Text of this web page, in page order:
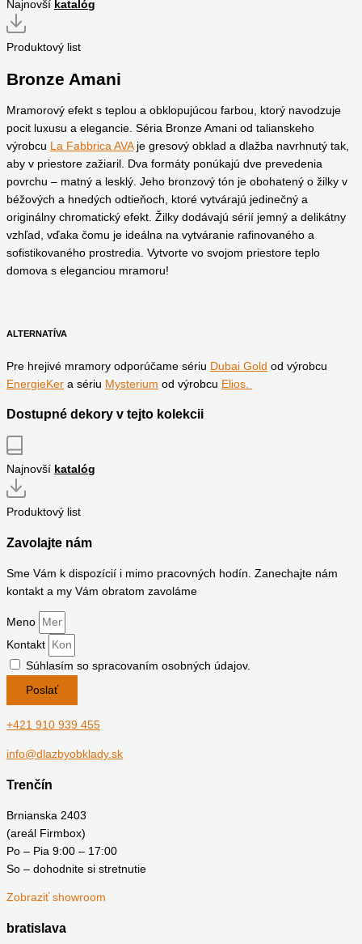
Najnovší katalóg
Produktový list
Bronze Amani
Mramorový efekt s teplou a obklopujúcou farbou, ktorý navodzuje
pocit luxusu a elegancie. Séria Bronze Amani od talianskeho
výrobcu La Fabbrica AVAje gresový obklad a dlažba navrhnutý tak,
aby v priestore zažiaril. Dva formáty ponúkajú dve prevedenia
povrchu – matný a lesklý. Jeho bronzový tón je obohatený o žilky v
béžových a hnedých odtieňoch, ktoré vytvárajú jedinečný a
originálny chromatický efekt. Žilky dodávajú sérií jemný a delikátny
vzhľad, vďaka čomu je ideálna na vytváranie rafinovaného a
sofistikovaného prostredia. Vytvorte vo svojom priestore teplo
domova s eleganciou mramoru!
ALTERNATÍVA
Pre hrejivé mramory odporúčame sériu Dubai Gold od výrobcu
EnergieKer a sériu Mysterium od výrobcu Elios.
Dostupné dekory v tejto kolekcii
Najnovší katalóg
Produktový list
Zavolajte nám
Sme Vám k dispozícií i mimo pracovných hodín. Zanechajte nám
kontakt a my Vám obratom zavoláme
Meno
Kontakt
Súhlasím so spracovaním osobných údajov.
Poslať
+421 910 939 455
info@dlazbyobklady.sk
Trenčín
Brnianska 2403
(areál Firmbox)
Po – Pia 9:00 – 17:00
So – dohodnite si stretnutie
Zobraziť showroom
bratislava